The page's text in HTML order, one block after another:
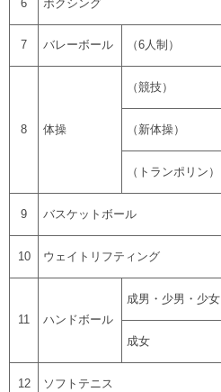
6 ボクシング
7 バレーボール （6人制）
8 体操
（競技）
（新体操）
（トランポリン）
9 バスケットボール
10 ウェイトリフティング
11 ハンドボール
成男・少男・少女
成女
12 ソフトテニス